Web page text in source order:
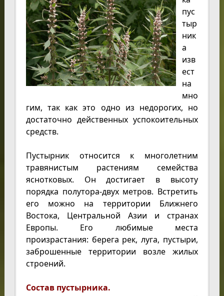
пус
тыр
ник
а
изв
ест
на
мно
гим, так как это одно из недорогих, но
достаточно действенных успокоительных
средств.
Пустырник относится к многолетним
травянистым растениям семейства
яснотковых. Он достигает в высоту
порядка полутора-двух метров. Встретить
его можно на территории Ближнего
Востока, Центральной Азии и странах
Европы. Его любимые места
произрастания: берега рек, луга, пустыри,
заброшенные территории возле жилых
строений.
Состав пустырника.